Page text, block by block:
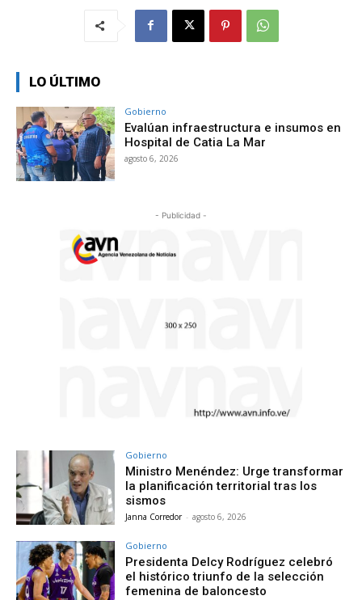
LO ÚLTIMO
Gobierno
Evalúan infraestructura e insumos en
Hospital de Catia La Mar
agosto 6, 2026
- Publicidad -
Gobierno
Ministro Menéndez: Urge transformar
la planificación territorial tras los
sismos
Janna Corredor - agosto 6, 2026
Gobierno
Presidenta Delcy Rodríguez celebró
el histórico triunfo de la selección
femenina de baloncesto